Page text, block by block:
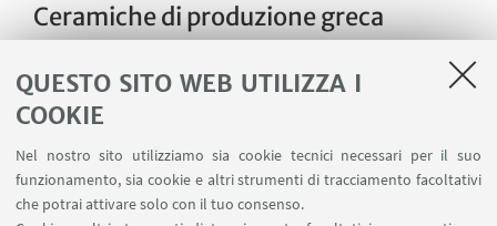
QUESTO SITO WEB UTILIZZA I
COOKIE
Nel nostro sito utilizziamo sia cookie tecnici necessari per il suo
funzionamento, sia cookie e altri strumenti di tracciamento facoltativi
che potrai attivare solo con il tuo consenso.
Ceramiche di produzione greca
Mario Iozzo (Museo Archeologico Nazionale di
Firenze)
DATA: 24MARZO2020dalle 15:00 alle 19:00
LUOGO:Museo Archeologico Nazionale di Firenze